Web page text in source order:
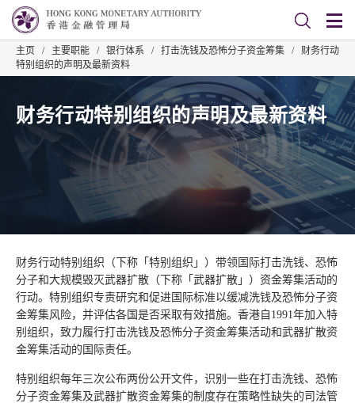
主页 / 主要职能 / 银行体系 / 打击洗钱及恐怖分子资金筹集 /
财务行动
特别组织的声明及最新资料
财务行动特别组织的声明及最新资料
财务行动特别组织（下称「特别组织」）带领国际打击洗钱、恐怖
分子和大规模毁灭武器扩散（下称「武器扩散」）资金筹集活动的
行动。特别组织专责研究和促进国际标准以缓减洗钱及恐怖分子资
金筹集风险，并评估各国是否采取有效措施。香港自1991年加入特
别组织，致力履行打击洗钱及恐怖分子资金筹集活动和武器扩散资
金筹集活动的国际责任。
特别组织每年三次公布两份公开文件，识别一些在打击洗钱、恐怖
分子资金筹集及武器扩散资金筹集的制度存在策略性缺失的司法管